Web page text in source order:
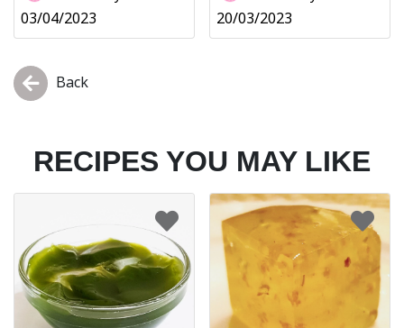
03/04/2023 20/03/2023
Back
RECIPES YOU MAY LIKE